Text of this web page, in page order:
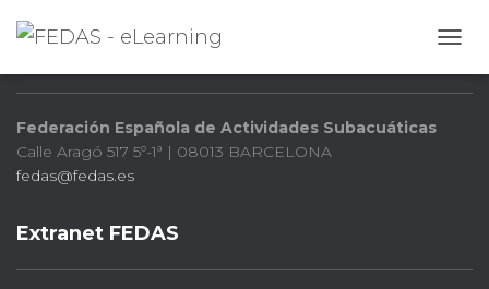
Federación Española de Actividades Subacuáticas
Calle Aragó 517 5º-1ª | 08013 BARCELONA
fedas@fedas.es
Extranet FEDAS